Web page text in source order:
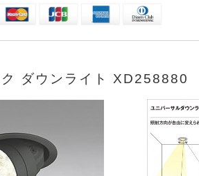
ダウンライト XD258880